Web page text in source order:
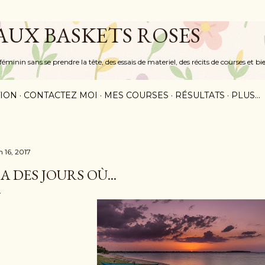
BASKETS ROSES
sans se prendre la tête, des essais de materiel, des récits de courses et
CONTACTEZ MOI MES COURSES RÉSULTATS PLUS…
16, 2017
DES JOURS OÙ...